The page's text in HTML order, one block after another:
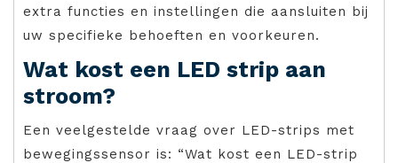
extra functies en instellingen die aansluiten bij
uw specifieke behoeften en voorkeuren.
Wat kost een LED strip aan
stroom?
Een veelgestelde vraag over LED-strips met
bewegingssensor is: “Wat kost een LED-strip